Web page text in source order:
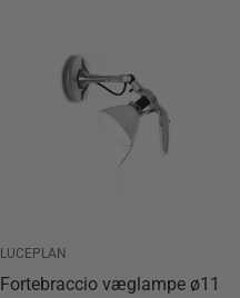
LUCEPLAN
Fortebraccio væglampe ø11